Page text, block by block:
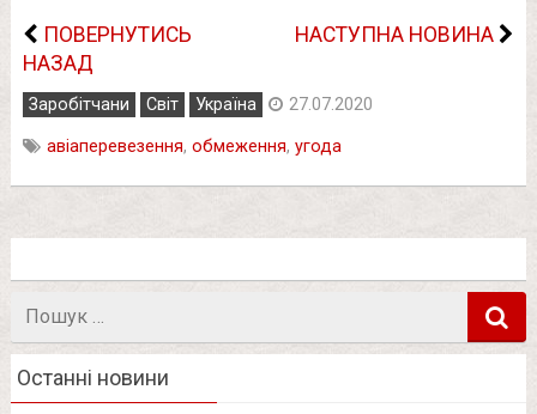
ПОВЕРНУТИСЬ
НАЗАД
НАСТУПНА НОВИНА
Заробітчани Світ Україна 27.07.2020
авіаперевезення, обмеження, угода
Останні новини